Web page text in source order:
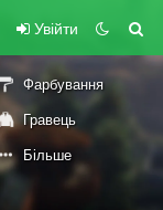
Увійти
Фарбування
Гравець
Більше